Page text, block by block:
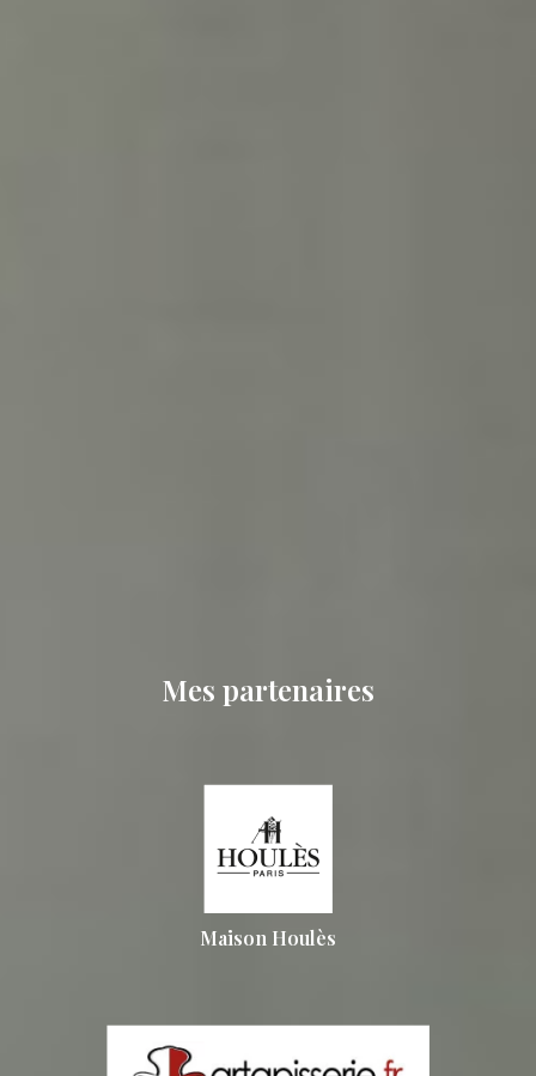
Mes partenaires
Maison Houlès